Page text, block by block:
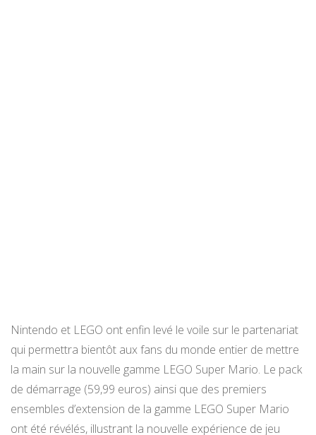
Nintendo et LEGO ont enfin levé le voile sur le partenariat
qui permettra bientôt aux fans du monde entier de mettre
la main sur la nouvelle gamme LEGO Super Mario. Le pack
de démarrage (59,99 euros) ainsi que des premiers
ensembles d’extension de la gamme LEGO Super Mario
ont été révélés, illustrant la nouvelle expérience de jeu